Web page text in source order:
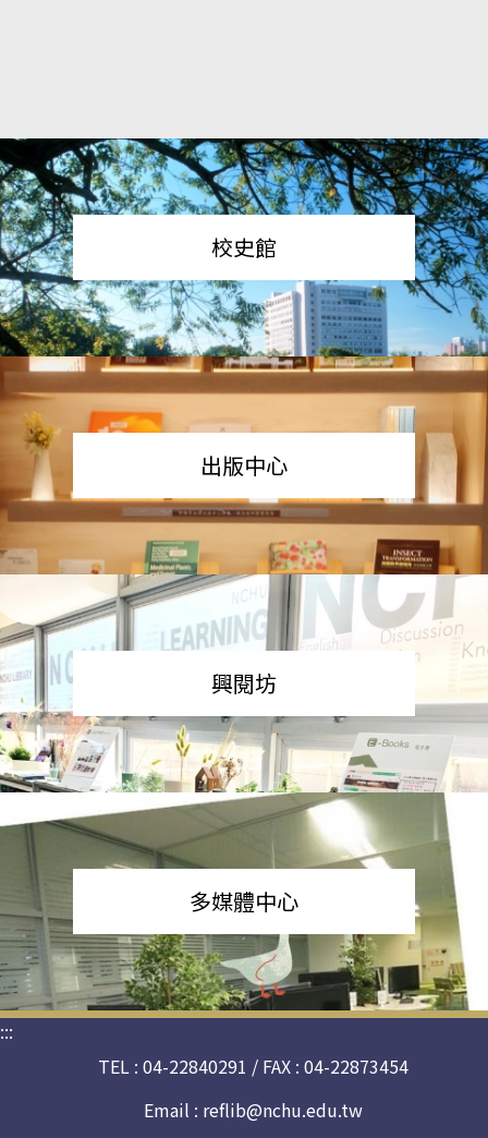
校史館
出版中心
興閱坊
多媒體中心
:::
TEL : 04-22840291 / FAX : 04-22873454
Email : reflib@nchu.edu.tw